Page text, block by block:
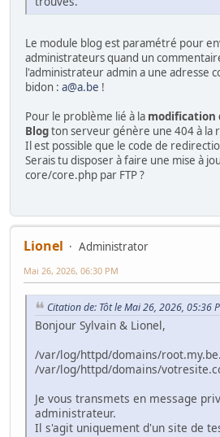
Le module blog est paramétré pour
administrateurs quand un
l'administrateur admin a une adresse
bidon : a@a.be !
Pour le problème lié à la modification
Blogton serveur génère une 404 à la
Il est possible que le code de
Serais tu disposer à faire une mise à
core/core.php par FTP ?
Lionel
Administrator
Mai 26, 2026, 06:30 PM
Citation de: Tôt le Mai 26, 2026, 05:36
Bonjour Sylvain & Lionel,
/var/log/httpd/domains/
/var/log/httpd/domains/
Je vous transmets en message
administrateur.
Il s'agit uniquement d'un site de